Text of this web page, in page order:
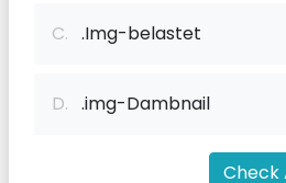
C. .Img-belastet
D. .img-Dambnail
Check